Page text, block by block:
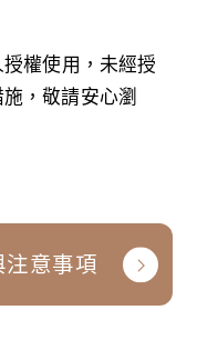
權使用，未經授
，敬請安心瀏
意事項